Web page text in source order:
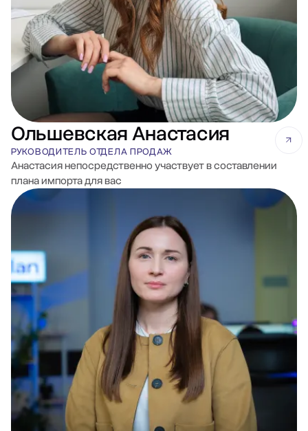
Ольшевская Анастасия
РУКОВОДИТЕЛЬ ОТДЕЛА ПРОДАЖ
Анастасия непосредственно участвует в составлении
плана импорта для вас